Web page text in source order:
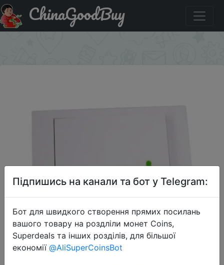
Паридбати з промокодом BGTOP02 SONOFF Single
Channel Switch Remote Controller with Free Sticker
ChinaGoodBuy
Підпишись на канали та бот у Telegram:
Бот для швидкого створення прямих посилань
вашого товару на роздліли монет Coins,
Superdeals та інших розділів, для більшої
економії @AliSuperCoinsBot